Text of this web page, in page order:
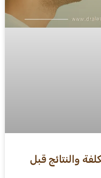
والنتائج قبل